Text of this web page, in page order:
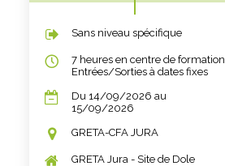
Sans niveau spécifique
7 heures en centre de formation
Entrées/Sorties à dates fixes
Du 14/09/2026 au
15/09/2026
GRETA-CFA JURA
GRETA Jura - Site de Dole